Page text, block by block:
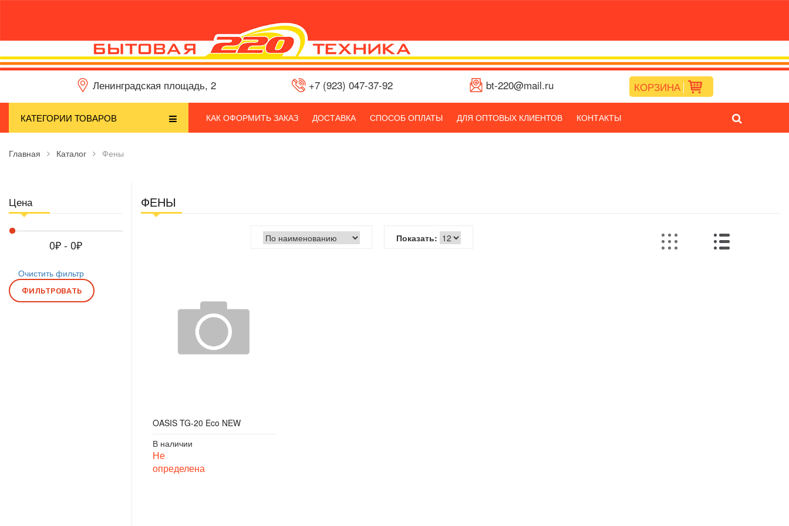
Ленинградская площадь, 2 +7 (923) 047-37-92 bt-220@mail.ru КОРЗИНА
КАТЕГОРИИ ТОВАРОВ КАК ОФОРМИТЬ ЗАКАЗ ДОСТАВКА СПОСОБ ОПЛАТЫ ДЛЯ ОПТОВЫХ КЛИЕНТОВ КОНТАКТЫ
Главная Каталог Фены
Цена
0₽ - 0₽
Очистить фильтр
ФИЛЬТРОВАТЬ
ФЕНЫ
Показать:
OASIS TG-20 Eco NEW
В наличии
Не
определена